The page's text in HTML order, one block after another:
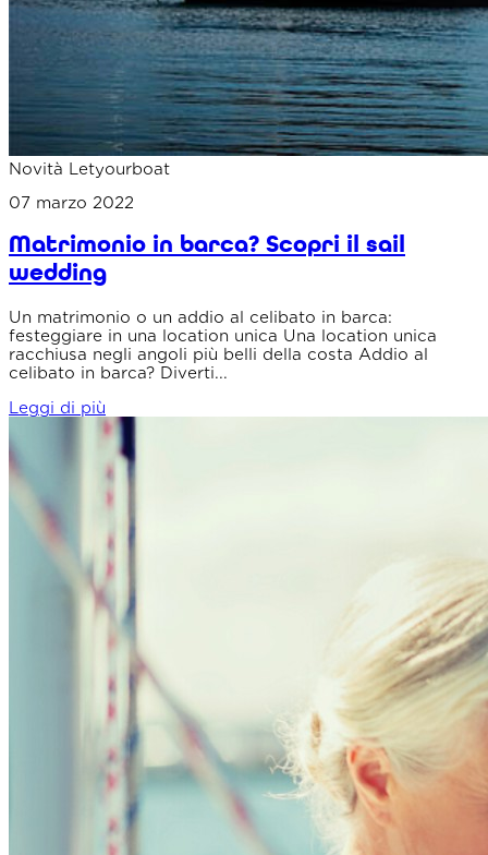
Novità Letyourboat
07 marzo 2022
Matrimonio in barca? Scopri il sail
wedding
Un matrimonio o un addio al celibato in barca:
festeggiare in una location unica Una location unica
racchiusa negli angoli più belli della costa Addio al
celibato in barca? Diverti...
Leggi di più